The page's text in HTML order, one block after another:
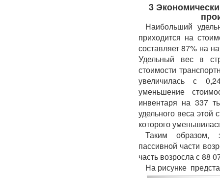
3
Наибольший
приходится на
составляет 87% на
Удельный вес в
стоимости
увеличилась с
уменьшение
инвентаря на 337
удельного веса этой
которого
Таким образом,
пассивной части
часть возросла с 88
На рисунке